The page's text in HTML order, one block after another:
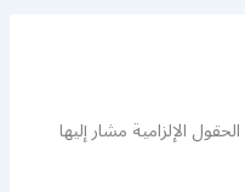
الحقول الإلزامية مشار إليها